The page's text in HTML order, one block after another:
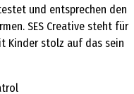
und entsprechen den
SES Creative steht für
Kinder stolz auf das sein